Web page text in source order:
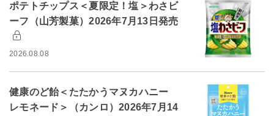
ポテトチップス＜夏限定！塩＞わさビ
ーフ（山芳製菓）2026年7月13日発売
2026.08.08
健康のど飴＜たたかうマヌカハニー
レモネード＞（カンロ）2026年7月14